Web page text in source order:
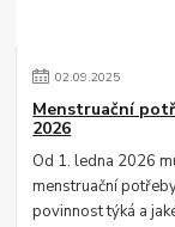
02.09.2025
Menstruační
2026
Od 1. ledna 2026
menstruační
povinnost týká a